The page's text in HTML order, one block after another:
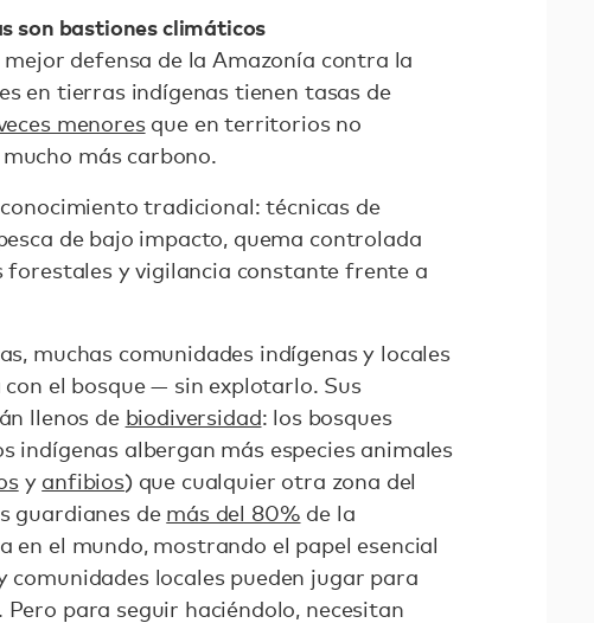
son bastiones climáticos
defensa de la Amazonía contra la
en tierras indígenas tienen tasas de
menoresque en territorios no
más carbono.
tradicional: técnicas de
de bajo impacto, quema controlada
forestales y vigilancia constante frente a
muchas comunidades indígenas y locales
el bosque — sin explotarlo. Sus
llenos de biodiversidad: los bosques
indígenas albergan más especies animales
y anfibios) que cualquier otra zona del
guardianes de más del 80% de la
en el mundo, mostrando el papel esencial
comunidades locales pueden jugar para
para seguir haciéndolo, necesitan